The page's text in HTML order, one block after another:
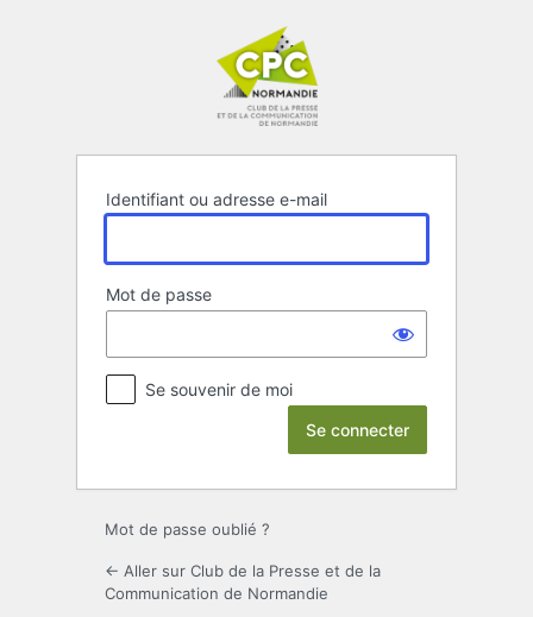
Identifiant ou adresse e-mail
Mot de passe
Se souvenir de moi
Mot de passe oublié ?
← Aller sur Club de la Presse et de la
Communication de Normandie